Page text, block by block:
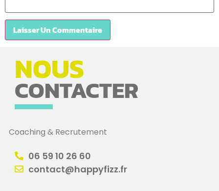
NOUS
CONTACTER
Coaching & Recrutement
06 59 10 26 60
contact@happyfizz.fr